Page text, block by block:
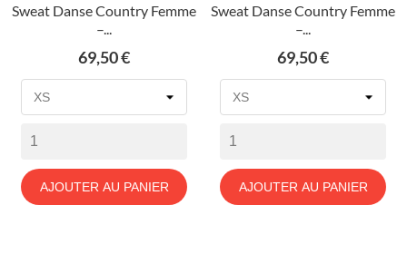
Sweat Danse Country Femme
–...
Prix
69,50 €
AJOUTER AU PANIER
Sweat Danse Country Femme
–...
Prix
69,50 €
AJOUTER AU PANIER